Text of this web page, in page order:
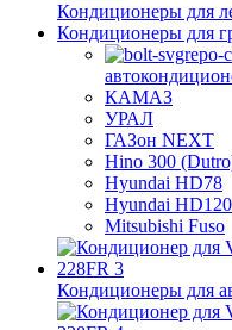
Кондиционеры для
Кондиционеры для
КАМАЗ
УРАЛ
ГАЗон NEXT
Hino 300
Hyundai HD78
Hyundai HD120
Mitsubishi Fuso
Кондиционеры для